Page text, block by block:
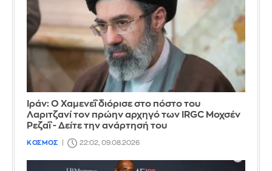
Ιράν: Ο Χαμενεΐ διόρισε στο πόστο του
Λαριτζανί τον πρώην αρχηγό των IRGC Μοχσέν
Ρεζαΐ - Δείτε την ανάρτησή του
ΚΟΣΜΟΣ 22:02, 09.08.2026